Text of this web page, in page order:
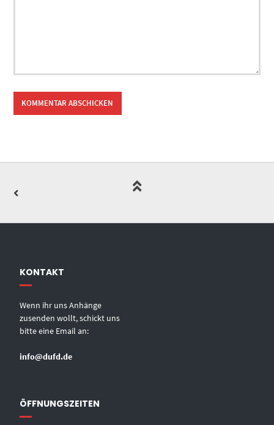
KONTAKT
Wenn ihr uns Anhänge
zusenden wollt, schickt uns
bitte eine Email an:
info@dufd.de
ÖFFNUNGSZEITEN